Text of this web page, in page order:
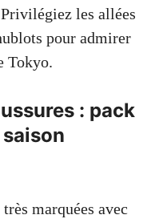
les allées
pour admirer
Tokyo.
: pack
marquées avec